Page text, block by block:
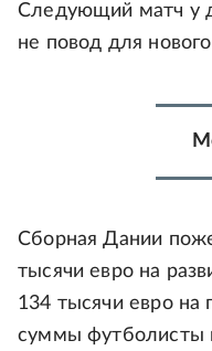
Следующий матч у
не повод для
Сборная Дании
тысячи евро на
134 тысячи евро
суммы футболисты